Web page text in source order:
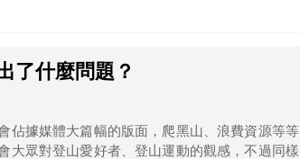
了什麼問題？
佔據媒體大篇幅的版面，爬黑山、浪費資源等等
大眾對登山愛好者、登山運動的觀感，不過同樣